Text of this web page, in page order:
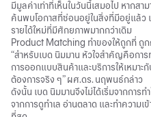
มีมูลค่าเท่าที่เห็นในวันนี้เสมอไป หากสา
ค้นพบโอกาสที่ซ่อนอยู่ในสิ่งที่มีอยู่แล้ว
รายได้ใหม่ที่มีศักยภาพมากกว่าเดิม
Product Matching ทำของให้ถูกที่ ถูก
“สำหรับเบด นิมมาน หัวใจสำคัญคือกา
การออกแบบสินค้าและบริการให้เหมาะ
ต้องการจริง ๆ” ผศ.ดร. นฤพนธ์กล่าว
ดังนั้น เบด นิมมานจึงไม่ได้เริ่มจากการ
จากการดูทำเล อ่านตลาด และทำความ